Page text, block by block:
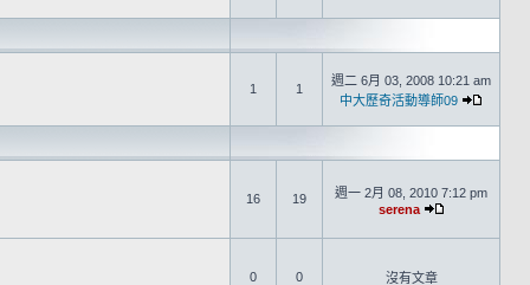
1 1
週二 6月 03, 2008 10:21 am
中大歷奇活動導師09
16 19
週一 2月 08, 2010 7:12 pm
serena
0 0 沒有文章